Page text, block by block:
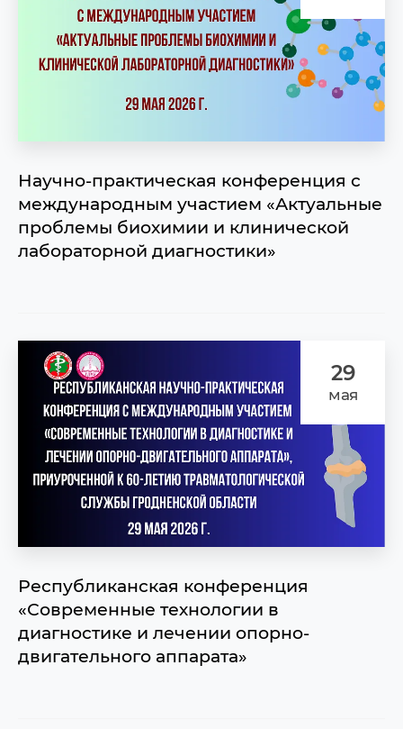
Научно-практическая конференция с
международным участием «Актуальные
проблемы биохимии и клинической
лабораторной диагностики»
29
мая
Республиканская конференция
«Современные технологии в
диагностике и лечении опорно-
двигательного аппарата»